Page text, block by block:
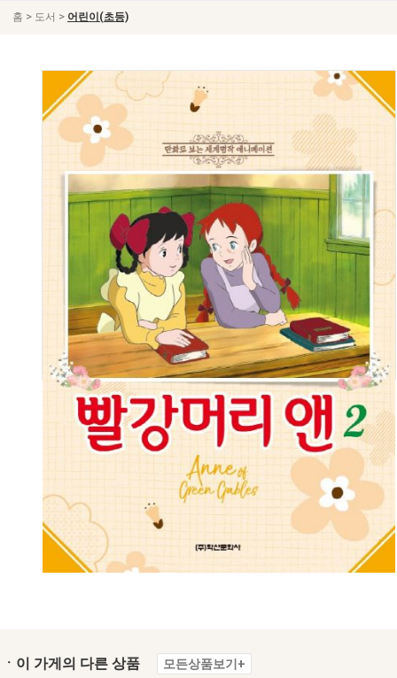
홈 > 도서 > 어린이(초등)
ㆍ이 가게의 다른 상품 모든상품보기+